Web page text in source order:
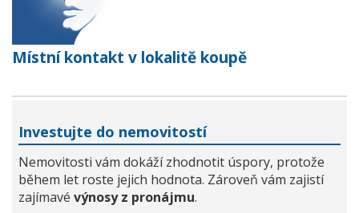
Místní kontakt v lokalitě koupě
Investujte do nemovitostí
Nemovitosti vám dokáží zhodnotit úspory, protože
během let roste jejich hodnota. Zároveň vám zajistí
zajímavé výnosy z pronájmu.